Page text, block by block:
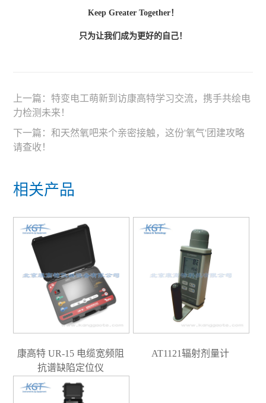
Keep Greater Together！
只为让我们成为更好的自己！
上一篇：特变电工萌新到访康高特学习交流，携手共绘电
力检测未来！
下一篇：和天然氧吧来个亲密接触，这份'氧气'团建攻略
请查收！
相关产品
康高特 UR-15 电缆宽频阻
抗谱缺陷定位仪
AT1121辐射剂量计